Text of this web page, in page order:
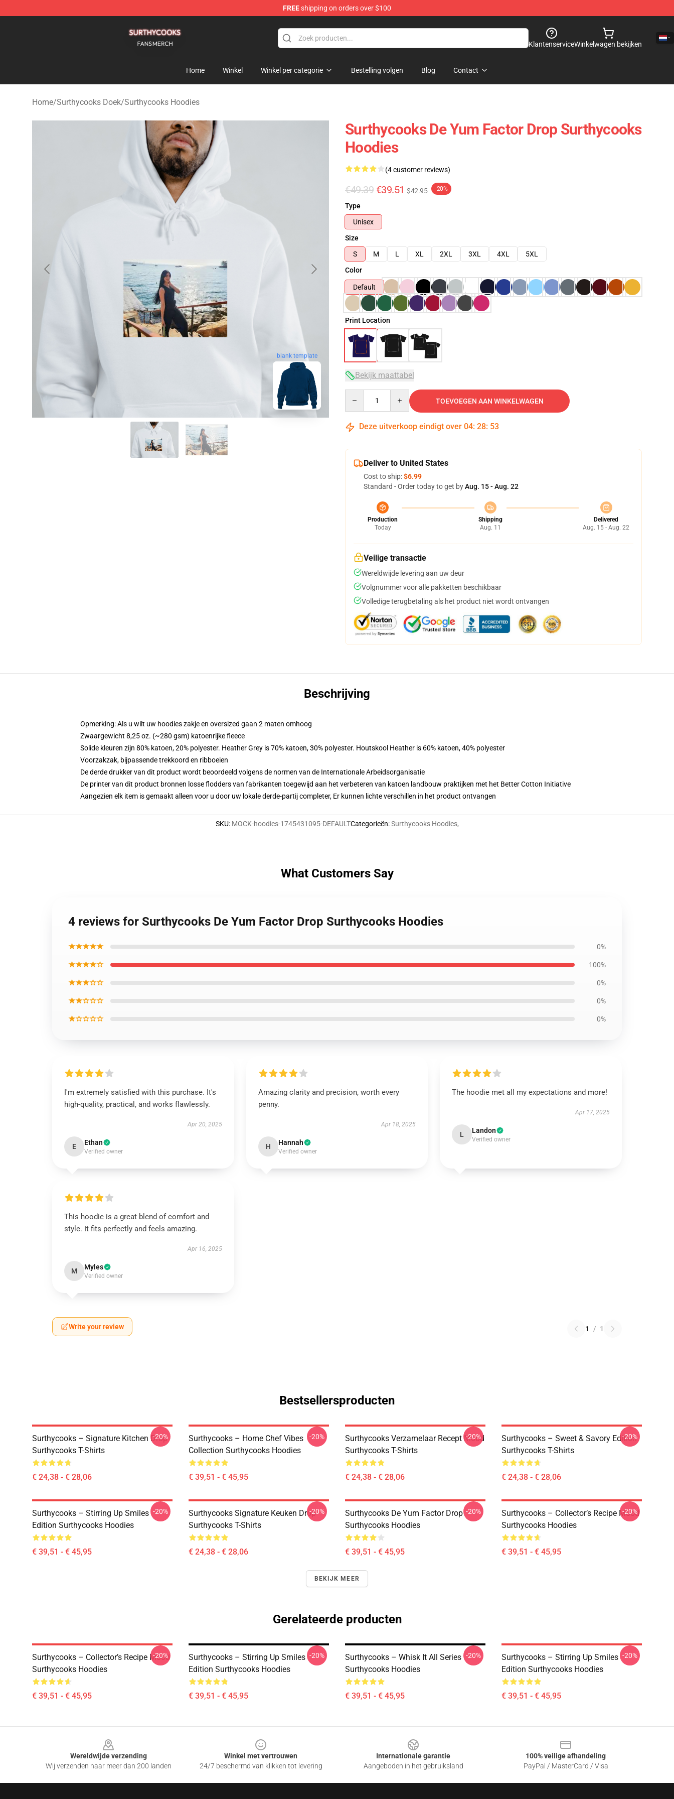
FREEshipping on orders over $100
KlantenserviceWinkelwagen bekijken
Home Winkel Winkel per categorie Bestelling volgen Blog Contact
Home/Surthycooks Doek/Surthycooks Hoodies
blank template
Surthycooks De Yum Factor Drop Surthycooks
Hoodies
(4 customer reviews)
€49.39 €39.51 $42.95 -20%
Type
Unisex
Size
S
M L XL 2XL 3XL 4XL
5XL
Color
Default
Print Location
Bekijk maattabel
TOEVOEGEN AAN WINKELWAGEN
Deze uitverkoop eindigt over 04: 28: 51
Deliver to United States
Cost to ship:$6.99
Standard - Order today to get byAug. 15 - Aug. 22
Production
Today
Shipping
Aug. 11
Delivered
Aug. 15 - Aug. 22
Veilige transactie
Wereldwijde levering aan uw deur
Volgnummer voor alle pakketten beschikbaar
Volledige terugbetaling als het product niet wordt ontvangen
Beschrijving
Opmerking: Als u wilt uw hoodies zakje en oversized gaan 2 maten omhoog
Zwaargewicht 8,25 oz. (~280 gsm) katoenrijke fleece
Solide kleuren zijn 80% katoen, 20% polyester. Heather Grey is 70% katoen, 30% polyester. Houtskool Heather is 60% katoen, 40% polyester
Voorzakzak, bijpassende trekkoord en ribboeien
De derde drukker van dit product wordt beoordeeld volgens de normen van de Internationale Arbeidsorganisatie
De printer van dit product bronnen losse flodders van fabrikanten toegewijd aan het verbeteren van katoen landbouw praktijken met het Better Cotton Initiative
Aangezien elk item is gemaakt alleen voor u door uw lokale derde-partij completer, Er kunnen lichte verschillen in het product ontvangen
SKU: MOCK-hoodies-1745431095-DEFAULTCategorieën:Surthycooks Hoodies,
What Customers Say
4 reviews for Surthycooks De Yum Factor Drop Surthycooks Hoodies
★★★★★ 0%
★★★★☆ 100%
★★★☆☆ 0%
★★☆☆☆ 0%
★☆☆☆☆ 0%
I'm extremely satisfied with this purchase. It's
high-quality, practical, and works flawlessly.
Apr 20, 2025
E Ethan
Verified owner
Amazing clarity and precision, worth every
penny.
Apr 18, 2025
H Hannah
Verified owner
The hoodie met all my expectations and more!
Apr 17, 2025
L Landon
Verified owner
This hoodie is a great blend of comfort and
style. It fits perfectly and feels amazing.
Apr 16, 2025
M Myles
Verified owner
Write your review 1 / 1
Bestsellersproducten
Surthycooks – Signature Kitchen Drop
Surthycooks T-Shirts
€ 24,38 - € 28,06
-20%
Surthycooks – Home Chef Vibes
Collection Surthycooks Hoodies
€ 39,51 - € 45,95
-20%
Surthycooks Verzamelaar Recept Mood
Surthycooks T-Shirts
€ 24,38 - € 28,06
-20%
Surthycooks – Sweet & Savory Edition
Surthycooks T-Shirts
€ 24,38 - € 28,06
-20%
Surthycooks – Stirring Up Smiles
Edition Surthycooks Hoodies
€ 39,51 - € 45,95
-20%
Surthycooks Signature Keuken Drop
Surthycooks T-Shirts
€ 24,38 - € 28,06
-20%
Surthycooks De Yum Factor Drop
Surthycooks Hoodies
€ 39,51 - € 45,95
-20%
Surthycooks – Collector’s Recipe Mood
Surthycooks Hoodies
€ 39,51 - € 45,95
-20%
BEKIJK MEER
Gerelateerde producten
Surthycooks – Collector’s Recipe Mood
Surthycooks Hoodies
€ 39,51 - € 45,95
-20%
Surthycooks – Stirring Up Smiles
Edition Surthycooks Hoodies
€ 39,51 - € 45,95
-20%
Surthycooks – Whisk It All Series
Surthycooks Hoodies
€ 39,51 - € 45,95
-20%
Surthycooks – Stirring Up Smiles
Edition Surthycooks Hoodies
€ 39,51 - € 45,95
-20%
Wereldwijde verzending
Wij verzenden naar meer dan 200 landen
Winkel met vertrouwen
24/7 beschermd van klikken tot levering
Internationale garantie
Aangeboden in het gebruiksland
100% veilige afhandeling
PayPal / MasterCard / Visa